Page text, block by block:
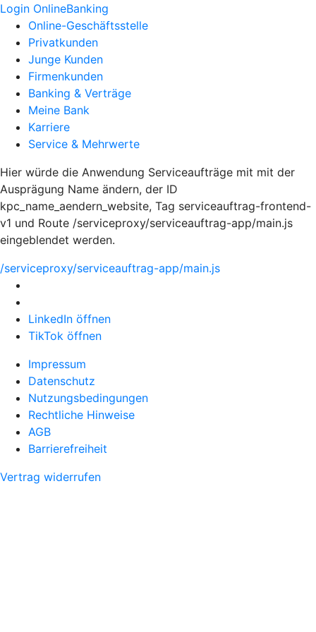
Login OnlineBanking
Online-Geschäftsstelle
Privatkunden
Junge Kunden
Firmenkunden
Banking & Verträge
Meine Bank
Karriere
Service & Mehrwerte
Hier würde die Anwendung Serviceaufträge mit mit der
Ausprägung Name ändern, der ID
kpc_name_aendern_website, Tag serviceauftrag-frontend-
v1 und Route /serviceproxy/serviceauftrag-app/main.js
eingeblendet werden.
/serviceproxy/serviceauftrag-app/main.js
LinkedIn öffnen
TikTok öffnen
Impressum
Datenschutz
Nutzungsbedingungen
Rechtliche Hinweise
AGB
Barrierefreiheit
Vertrag widerrufen